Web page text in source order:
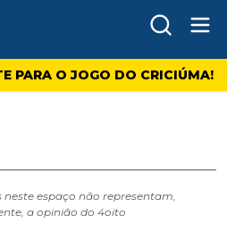
PARA O JOGO DO CRICIÚMA!
neste espaço não representam,
a opinião do 4oito